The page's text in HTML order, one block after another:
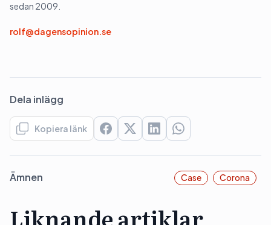
sedan 2009.
rolf@dagensopinion.se
Dela inlägg
Kopiera länk
Ämnen Case Corona
Liknande artiklar